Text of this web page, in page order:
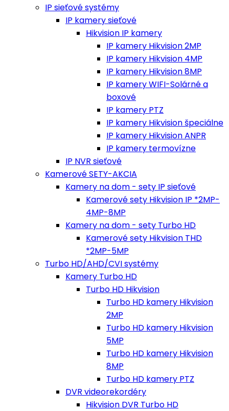
IP sieťové systémy
IP kamery sieťové
Hikvision IP kamery
IP kamery Hikvision 2MP
IP kamery Hikvision 4MP
IP kamery Hikvision 8MP
IP kamery WIFI-Solárné a
boxové
IP kamery PTZ
IP kamery Hikvision špeciálne
IP kamery Hikvision ANPR
IP kamery termovízne
IP NVR sieťové
Kamerové SETY-AKCIA
Kamery na dom - sety IP sieťové
Kamerové sety Hikvision IP *2MP-
4MP-8MP
Kamery na dom - sety Turbo HD
Kamerové sety Hikvision THD
*2MP-5MP
Turbo HD/AHD/CVI systémy
Kamery Turbo HD
Turbo HD Hikvision
Turbo HD kamery Hikvision
2MP
Turbo HD kamery Hikvision
5MP
Turbo HD kamery Hikvision
8MP
Turbo HD kamery PTZ
DVR videorekordéry
Hikvision DVR Turbo HD